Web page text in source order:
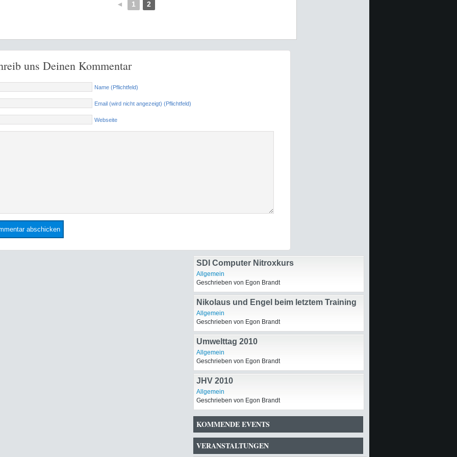
◄ 1 2
uns Deinen Kommentar
Name (Pflichtfeld)
Email (wird nicht angezeigt) (Pflichtfeld)
Webseite
SDI Computer Nitroxkurs
Allgemein
Geschrieben von Egon Brandt
Nikolaus und Engel beim letztem Training
Allgemein
Geschrieben von Egon Brandt
Umwelttag 2010
Allgemein
Geschrieben von Egon Brandt
JHV 2010
Allgemein
Geschrieben von Egon Brandt
KOMMENDE EVENTS
VERANSTALTUNGEN